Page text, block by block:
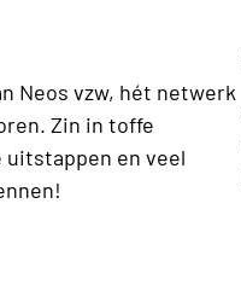
Neos vzw, hét netwerk
Zin in toffe
en veel